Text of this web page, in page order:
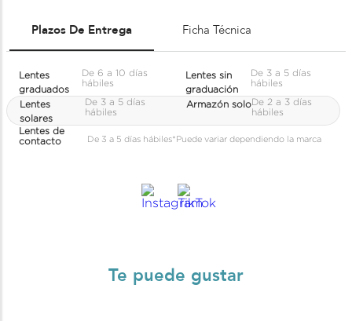
Plazos De Entrega Ficha Técnica
Lentes
graduados
De 6 a 10 días
hábiles
Lentes sin
graduación
De 3 a 5 días
hábiles
Lentes
solares
De 3 a 5 días
hábiles
Armazón soloDe 2 a 3 días
hábiles
Lentes de
contacto
De 3 a 5 días hábiles*Puede variar dependiendo la marca
Te puede gustar